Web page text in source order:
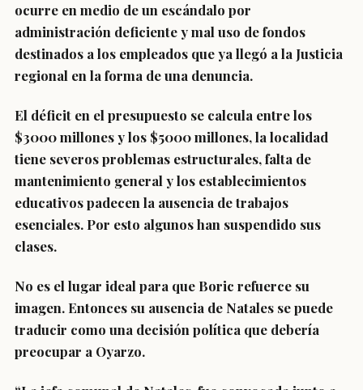
ocurre en medio de un escándalo por
administración deficiente y mal uso de fondos
destinados a los empleados que ya llegó a la Justicia
regional en la forma de una denuncia.
El déficit en el presupuesto se calcula entre los
$3000 millones y los $5000 millones, la localidad
tiene severos problemas estructurales, falta de
mantenimiento general y los establecimientos
educativos padecen la ausencia de trabajos
esenciales. Por esto algunos han suspendido sus
clases.
No es el lugar ideal para que Boric refuerce su
imagen. Entonces su ausencia de Natales se puede
traducir como una decisión política que debería
preocupar a Oyarzo.